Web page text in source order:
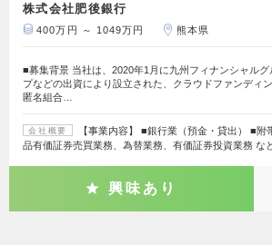
株式会社肥後銀行
400万円 ～ 1049万円 熊本県
■募集背景 当社は、2020年1月に九州フィナンシャルグ
プなどの出資により設立された、クラウドファンディ
匿名組合…
会社概要
【事業内容】 ■銀行業（預金・貸出） ■
品有価証券売買業務、為替業務、有価証券投資業務 な
興味あり